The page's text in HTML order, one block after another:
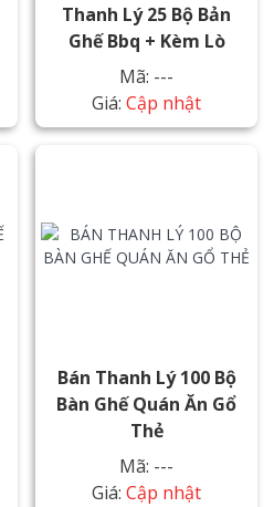
Thanh Lý 25 Bộ Bản
Ghế Bbq + Kèm Lò
Mã: ---
Giá: Cập nhật
Bán Thanh Lý 100 Bộ
Bàn Ghế Quán Ăn Gổ
Thẻ
Mã: ---
Giá: Cập nhật